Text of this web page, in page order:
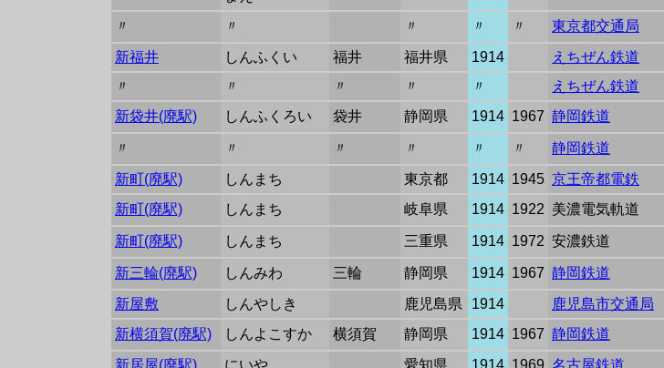
〃 〃 〃 〃 〃 東京都交通局
新福井
しんふくい 福井 福井県 1914 えちぜん鉄道
〃
〃 〃 〃 〃 えちぜん鉄道
新袋井(廃駅)
しんふくろい 袋井 静岡県 1914 1967 静岡鉄道
〃 〃 〃 〃 〃 〃 静岡鉄道
新町(廃駅)
しんまち 東京都 1914 1945 京王帝都電鉄
新町(廃駅)
しんまち 岐阜県 1914 1922 美濃電気軌道
新町(廃駅) しんまち 三重県 1914 1972 安濃鉄道
新三輪(廃駅) しんみわ 三輪 静岡県 1914 1967 静岡鉄道
新屋敷
しんやしき 鹿児島県 1914 鹿児島市交通局
新横須賀(廃駅)
しんよこすか 横須賀 静岡県 1914 1967 静岡鉄道
新居屋(廃駅)
にいや 愛知県 1914 1969 名古屋鉄道